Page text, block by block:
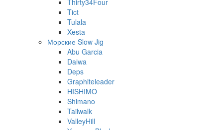
Thirty34Four
Tict
Tulala
Xesta
Морские Slow Jig
Abu Garcia
Daiwa
Deps
Graphiteleader
HISHIMO
Shimano
Tailwalk
ValleyHill